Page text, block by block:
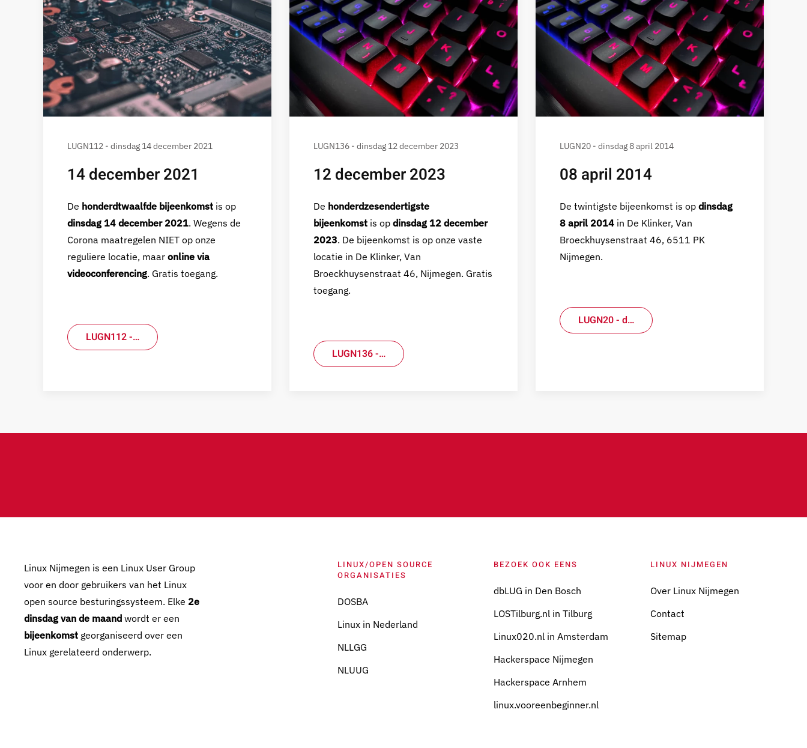
LUGN112 - dinsdag 14 december 2021
14 december 2021
De honderdtwaalfde bijeenkomst is op
dinsdag 14 december 2021. Wegens de
Corona maatregelen NIET op onze
reguliere locatie, maar online via
videoconferencing. Gratis toegang.
LUGN112 -…
LUGN136 - dinsdag 12 december 2023
12 december 2023
De honderdzesendertigste
bijeenkomst is op dinsdag 12 december
2023. De bijeenkomst is op onze vaste
locatie in De Klinker, Van
Broeckhuysenstraat 46, Nijmegen. Gratis
toegang.
LUGN136 -…
LUGN20 - dinsdag 8 april 2014
08 april 2014
De twintigste bijeenkomst is op dinsdag
8 april 2014 in De Klinker, Van
Broeckhuysenstraat 46, 6511 PK
Nijmegen.
LUGN20 - d…
Linux Nijmegen is een Linux User Group
voor en door gebruikers van het Linux
open source besturingssysteem. Elke 2e
dinsdag van de maand wordt er een
bijeenkomst georganiseerd over een
Linux gerelateerd onderwerp.
LINUX/OPEN SOURCE
ORGANISATIES
DOSBA
Linux in Nederland
NLLGG
NLUUG
BEZOEK OOK EENS
dbLUG in Den Bosch
LOSTilburg.nl in Tilburg
Linux020.nl in Amsterdam
Hackerspace Nijmegen
Hackerspace Arnhem
linux.vooreenbeginner.nl
LINUX NIJMEGEN
Over Linux Nijmegen
Contact
Sitemap